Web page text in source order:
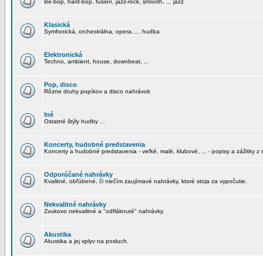
Be-bop, hard-bop, fusion, jazz-rock, smooth, ... jazz
Klasická
Symfonická, orchestrálna, opera, ... hudba
Elektronická
Techno, ambient, house, downbeat, ...
Pop, disco
Rôzne druhy popíkov a disco nahrávok
Iné
Ostatné štýly hudby ...
Koncerty, hudobné predstavenia
Koncerty a hudobné predstavenia - veľké, malé, klubové, ... - popisy a zážitky z
Odporúčané nahrávky
Kvalitné, obľúbené, či niečím zaujímavé nahrávky, ktoré stoja za vypočutie.
Nekvalitné nahrávky
Zvukovo nekvalitné a "odfláknuté" nahrávky.
Akustika
Akustika a jej vplyv na posluch.